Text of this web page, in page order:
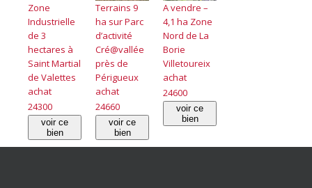
Zone
Industrielle
de 3
hectares à
Saint Martial
de Valettes
achat
24300
voir ce
bien
Terrains 9
ha sur Parc
d’activité
Cré@vallée
près de
Périgueux
achat
24660
voir ce
bien
A vendre –
4,1 ha Zone
Nord de La
Borie
Villetoureix
achat
24600
voir ce
bien